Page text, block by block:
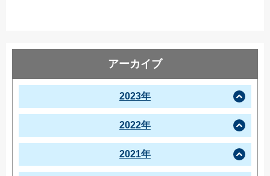
アーカイブ
2023年
2022年
2021年